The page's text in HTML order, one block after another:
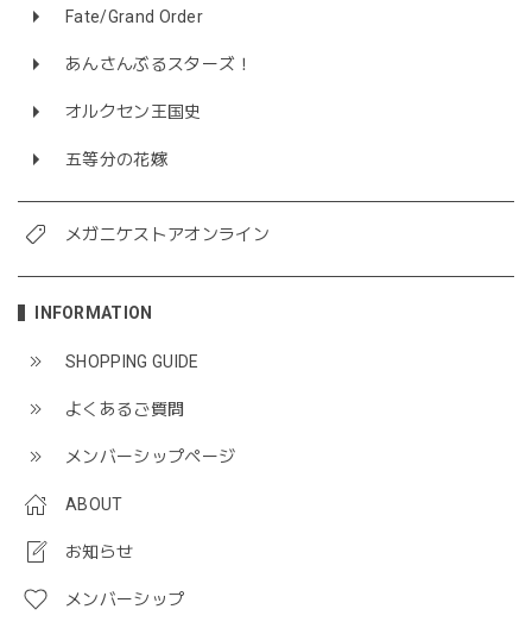
Fate/Grand Order
あんさんぶるスターズ！
オルクセン王国史
五等分の花嫁
メガニケストアオンライン
INFORMATION
SHOPPING GUIDE
よくあるご質問
メンバーシップページ
ABOUT
お知らせ
メンバーシップ